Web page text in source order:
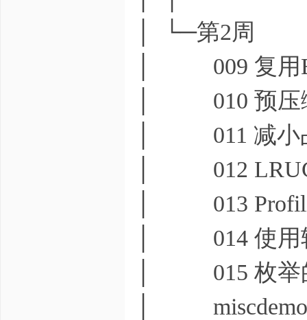
│ └─第2周
│ 009 复用
│ 010 预压
│ 011 减小
│ 012
│ 013
│ 014 使用
│ 015 枚举
│ miscdemo-